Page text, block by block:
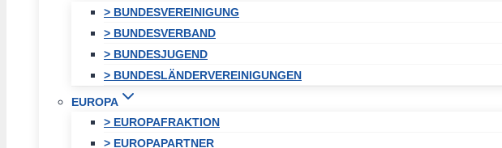
> BUNDESVEREINIGUNG
> BUNDESVERBAND
> BUNDESJUGEND
> BUNDESLÄNDERVEREINIGUNGEN
EUROPA
> EUROPAFRAKTION
> EUROPAPARTNER